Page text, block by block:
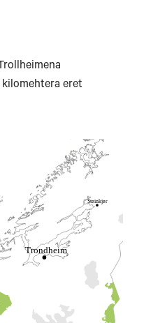
kilomehtera eret
Trondheim
Steinkjer